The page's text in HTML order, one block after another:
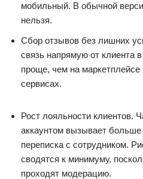
мобильный. В обычной
нельзя.
Сбор отзывов без лишних
связь напрямую от клиента
проще, чем на маркетплейсе
сервисах.
Рост лояльности клиентов.
аккаунтом вызывает
переписка с сотрудником.
сводятся к минимуму,
проходят модерацию.